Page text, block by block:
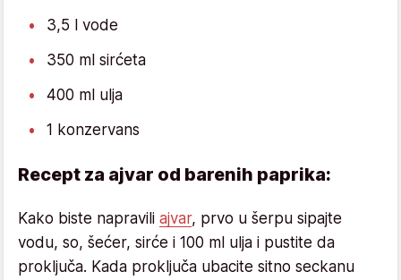
3,5 l vode
350 ml sirćeta
400 ml ulja
1 konzervans
Recept za ajvar od barenih paprika:
Kako biste napravili ajvar, prvo u šerpu sipajte
vodu, so, šećer, sirće i 100 ml ulja i pustite da
proključa. Kada proključa ubacite sitno seckanu